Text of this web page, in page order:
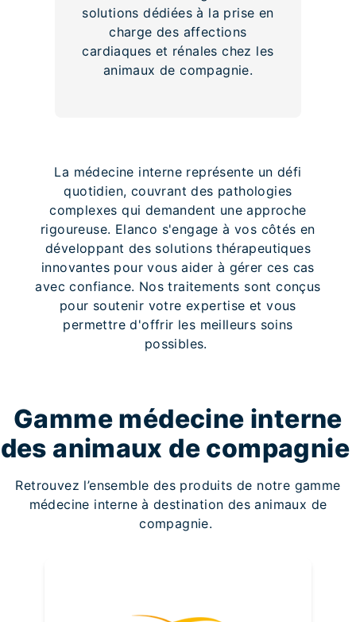
solutions dédiées à la prise en
charge des affections
cardiaques et rénales chez les
animaux de compagnie.
La médecine interne représente un défi
quotidien, couvrant des pathologies
complexes qui demandent une approche
rigoureuse. Elanco s'engage à vos côtés en
développant des solutions thérapeutiques
innovantes pour vous aider à gérer ces cas
avec confiance. Nos traitements sont conçus
pour soutenir votre expertise et vous
permettre d'offrir les meilleurs soins
possibles.
Gamme médecine interne
des animaux de compagnie
Retrouvez l’ensemble des produits de notre gamme
médecine interne à destination des animaux de
compagnie.